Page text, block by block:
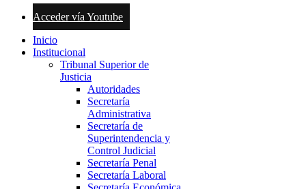
Acceder vía Youtube
Inicio
Institucional
Tribunal Superior de
Justicia
Autoridades
Secretaría
Administrativa
Secretaría de
Superintendencia y
Control Judicial
Secretaría Penal
Secretaría Laboral